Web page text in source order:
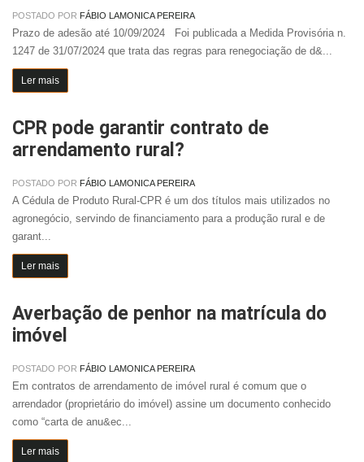
POSTADO POR FÁBIO LAMONICA PEREIRA
Prazo de adesão até 10/09/2024 Foi publicada a Medida Provisória n.
1247 de 31/07/2024 que trata das regras para renegociação de d&...
Ler mais
CPR pode garantir contrato de
arrendamento rural?
POSTADO POR FÁBIO LAMONICA PEREIRA
A Cédula de Produto Rural-CPR é um dos títulos mais utilizados no
agronegócio, servindo de financiamento para a produção rural e de
garant...
Ler mais
Averbação de penhor na matrícula do
imóvel
POSTADO POR FÁBIO LAMONICA PEREIRA
Em contratos de arrendamento de imóvel rural é comum que o
arrendador (proprietário do imóvel) assine um documento conhecido
como “carta de anu&ec...
Ler mais